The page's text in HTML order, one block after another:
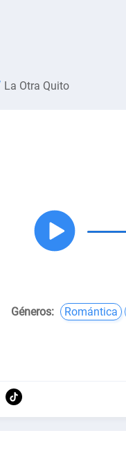
La Otra Quito
Géneros: Romántica